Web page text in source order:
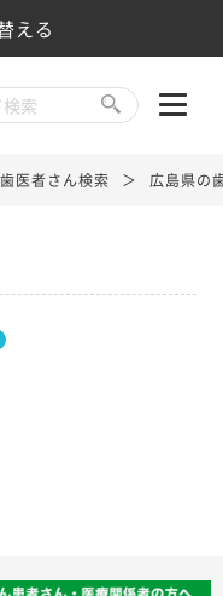
える
医者さん検索 広島県の